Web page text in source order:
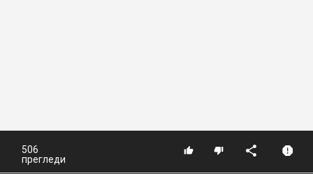
506
прегледи